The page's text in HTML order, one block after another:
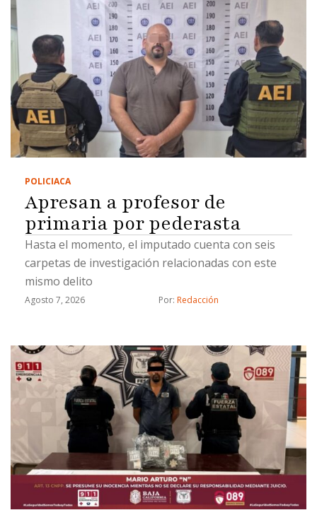
POLICIACA
Apresan a profesor de
primaria por pederasta
Hasta el momento, el imputado cuenta con seis
carpetas de investigación relacionadas con este
mismo delito
Agosto 7, 2026 Por: Redacción